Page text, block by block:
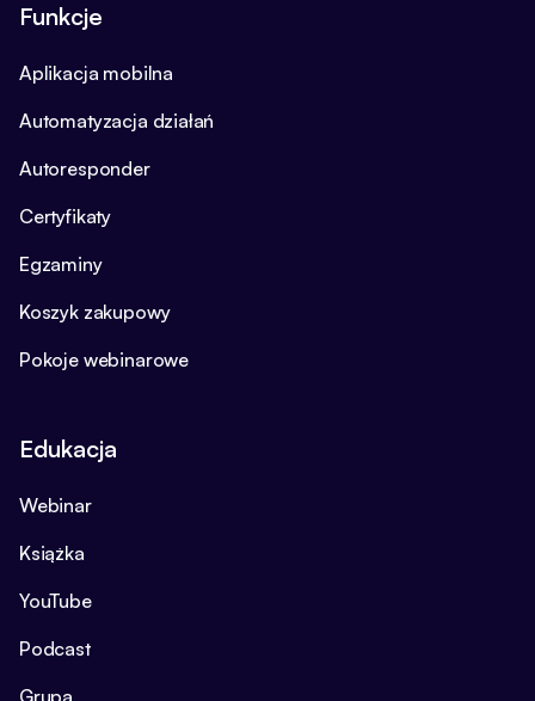
Funkcje
Aplikacja mobilna
Automatyzacja działań
Autoresponder
Certyfikaty
Egzaminy
Koszyk zakupowy
Pokoje webinarowe
Edukacja
Webinar
Książka
YouTube
Podcast